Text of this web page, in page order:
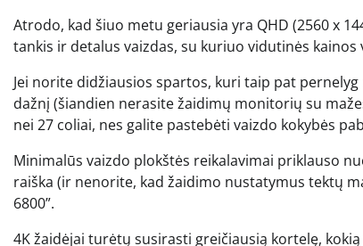
Atrodo, kad šiuo metu geriausia yra QHD (2560 x
tankis ir detalus vaizdas, su kuriuo vidutinės
Jei norite didžiausios spartos, kuri taip pat
dažnį (šiandien nerasite žaidimų monitorių su
nei 27 coliai, nes galite pastebėti vaizdo kokybės
Minimalūs vaizdo plokštės reikalavimai priklauso
raiška (ir nenorite, kad žaidimo nustatymus tektų
6800”.
4K žaidėjai turėtų susirasti greičiausią kortelę,